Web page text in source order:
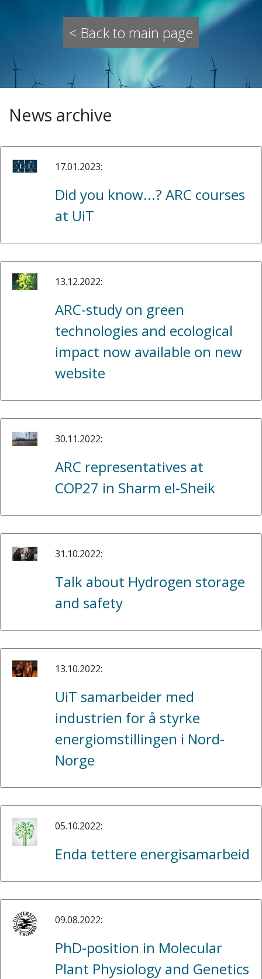
< Back to main page
News archive
17.01.2023:
Did you know...? ARC courses
at UiT
13.12.2022:
ARC-study on green
technologies and ecological
impact now available on new
website
30.11.2022:
ARC representatives at
COP27 in Sharm el-Sheik
31.10.2022:
Talk about Hydrogen storage
and safety
13.10.2022:
UiT samarbeider med
industrien for å styrke
energiomstillingen i Nord-
Norge
05.10.2022:
Enda tettere energisamarbeid
09.08.2022:
PhD-position in Molecular
Plant Physiology and Genetics